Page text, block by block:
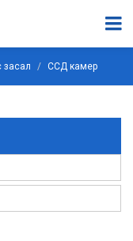
засал ССД камер